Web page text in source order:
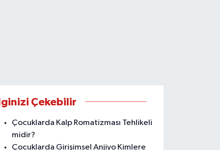
Çekebilir
Çocuklarda Kalp Romatizması Tehlikeli
midir?
Çocuklarda Girişimsel Anjiyo Kimlere